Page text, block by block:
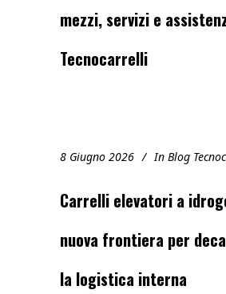
mezzi, servizi e
Tecnocarrelli
8 Giugno 2026 In Blog
Carrelli elevatori a
nuova frontiera per
la logistica interna